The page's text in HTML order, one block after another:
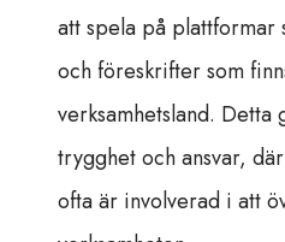
att spela på plattformar
och föreskrifter som
verksamhetsland. Detta
trygghet och ansvar,
ofta är involverad i att